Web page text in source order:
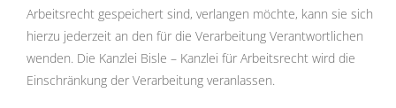
Arbeitsrecht gespeichert sind, verlangen möchte, kann sie sich
hierzu jederzeit an den für die Verarbeitung Verantwortlichen
wenden. Die Kanzlei Bisle – Kanzlei für Arbeitsrecht wird die
Einschränkung der Verarbeitung veranlassen.